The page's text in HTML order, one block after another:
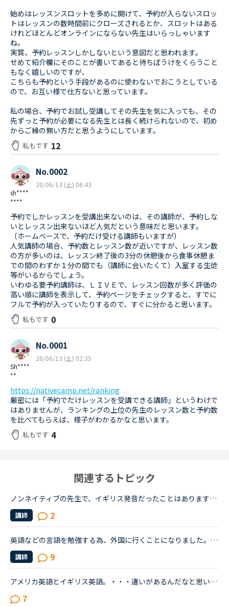
始めはレッスンスロットを多めに開けて、予約が入らないスロッ
トはレッスンの数時間前にクローズされるとか、スロットはある
けれどほとんどオンラインにならない先生はいらっしゃいます
ね。
実質、予約レッスンしかしないという意図だと思われます。
せめて紹介欄にそのことが書いてあると待ちぼうけをくらうこと
もなく嬉しいのですが、
こちらも予約という手段があるのに使わないでおこうとしている
ので、お互い様で仕方ないと思っています。
私の場合、予約でお試し受講してその先生を気に入っても、その
先ずっと予約が必要になる先生とは長く続けられないので、初め
からご縁の無い方だと思うようにしています。
私もです 12
sh****
****
No.0002
20/06/13 (土) 06:43
予約でしかレッスンを受講出来ないのは、その講師が、予約しな
いとレッスン出来ないほど人気だという意味だと思います。
〔ホームベースで、予約だけ受ける講師もいますが）
人気講師の場合、予約数とレッスン数が近いですが、レッスン数
の方が多いのは、レッスン終了後の3分の休憩後から食事休憩ま
での間のわずか１分の間でも（講師に会いたくて）入室する生徒
等がいるからでしょう。
いわゆる要予約講師は、ＬＩＶＥで、レッスン回数が多く評価の
高い順に講師を表示して、予約ページをチェックすると、すでに
フルで予約が入っていたりするので、すぐに分かると思います。
私もです 0
Sh****
**
No.0001
20/06/13 (土) 02:35
https://nativecamp.net/ranking
厳密には「予約でだけレッスンを受講できる講師」というわけで
はありませんが、ランキングの上位の先生のレッスン数と予約数
を比べてもらえば、様子がわかるかなと思います。
私もです 4
関連するトピック
ノンネイティブの先生で、イギリス発音だったことはありますか？この間、アフリカ系の女性の先生の授業を受けました。私は比較的アメリカ英語を今までに習ってきているので発音も完璧ではないですが、アメリカ英...
講師 2
英語などの言語を勉強する為、外国に行くことになりました。皆さんはどこの国に行くことをオススメしますか？やはり英語なので、アメリカ合衆国だと思います。
講師 9
アメリカ英語とイギリス英語。・・・違いがあるんだなと思いながらも、「自分はアメリカ英語を学びたい！」「イギリス英語の方が正当だ！」などと意識したことはありませんでした。先日、セルビアの先生のレッス...
7